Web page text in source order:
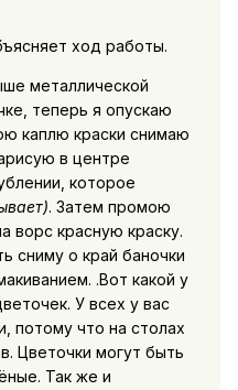
ход работы.
металлической
теперь я опускаю
каплю краски снимаю
в центре
которое
. Затем промою
ворс красную краску.
сниму о край баночки
.Вот какой у
У всех у вас
потому что на столах
Цветочки могут быть
Так же и